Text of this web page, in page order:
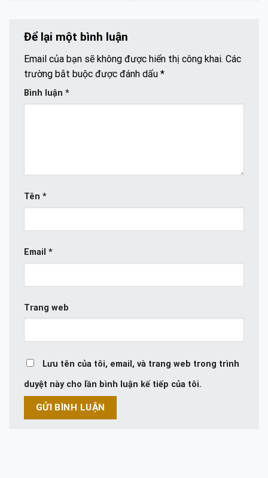
Để lại một bình luận
Email của bạn sẽ không được hiển thị công khai. Các
trường bắt buộc được đánh dấu *
Bình luận *
Tên *
Email *
Trang web
Lưu tên của tôi, email, và trang web trong trình
duyệt này cho lần bình luận kế tiếp của tôi.